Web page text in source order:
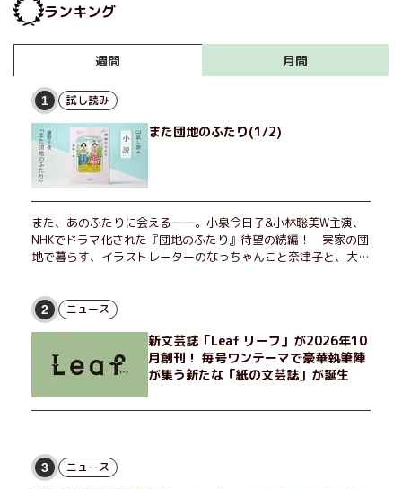
ランキング
週間 月間
1 試し読み
また団地のふたり(1/2)
また、あのふたりに会える――。小泉今日子&小林聡美W主演、
NHKでドラマ化された『団地のふたり』待望の続編！ 実家の団
地で暮らす、イラストレーターのなっちゃんこと奈津子と、大学
げたり、部屋でふたりだけの「台湾映画祭」を催したり。50代
独身、幼なじみの変わらぬ友情とささやかな幸せの日々を描く。
2 ニュース
新文芸誌「Leaf リーフ」が2026年10
月創刊！ 毎号ワンテーマで豪華執筆陣
が集う新たな「紙の文芸誌」が誕生
3 ニュース